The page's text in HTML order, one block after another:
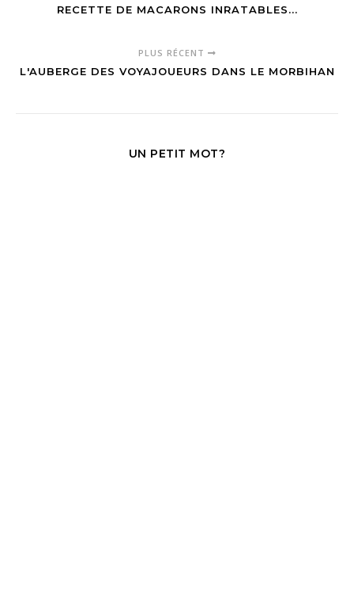
RECETTE DE MACARONS INRATABLES...
PLUS RÉCENT
L'AUBERGE DES VOYAJOUEURS DANS LE MORBIHAN
UN PETIT MOT?